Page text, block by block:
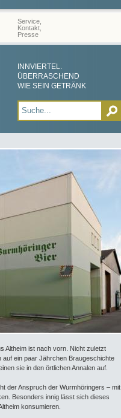
Service,
Kontakt,
Presse
INNVIERTEL.
ÜBERRASCHEND
WIE SEIN GETRÄNK
Altheim ist nach vorn. Nicht zuletzt
ein paar Jährchen Braugeschichte
sie in den örtlichen Annalen auf.
der Anspruch der Wurmhöringers – mit
Besonders innig lässt sich dieses
konsumieren.